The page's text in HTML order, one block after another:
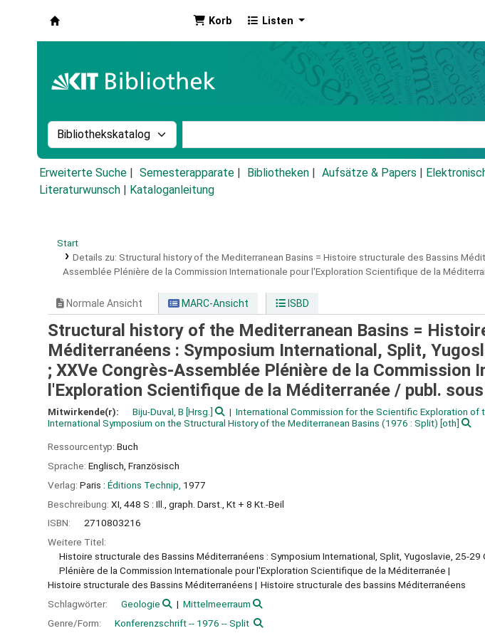
Korb Listen
Suche im Katalog nach:
Erweiterte Suche Semesterapparate Bibliotheken Aufsätze & Papers
Literaturwunsch
Kataloganleitung
Start
Details zu: Structural history of the Mediterranean Basins = Histoire structurale des Bassins
Assemblée Plénière de la Commission Internationale pour l'Exploration Scientifique de la
Normale Ansicht MARC-Ansicht ISBD
Structural history of the Mediterranean Basins =
Méditerranéens : Symposium International, Split,
; XXVe Congrès-Assemblée Plénière de la Commission
l'Exploration Scientifique de la Méditerranée / publ.
Mitwirkende(r): Biju-Duval, B [Hrsg.] International Commission for the Scientific Exploration of
International Symposium on the Structural History of the Mediterranean Basins (1976 : Split) [oth]
Ressourcentyp: Buch
Sprache: Englisch Französisch
Verlag: Paris : Éditions Technip, 1977
Beschreibung: XI, 448 S : Ill., graph. Darst., Kt + 8 Kt.-Beil
ISBN:
2710803216
Weitere Titel:
Histoire structurale des Bassins Méditerranéens : Symposium International, Split, Yugoslavie, 25-
Plénière de la Commission Internationale pour l'Exploration Scientifique de la Méditerranée
Histoire structurale des Bassins Méditerranéens
Histoire structurale des bassins Méditerranéens
Schlagwörter:
Geologie
Mittelmeerraum
Genre/Form:
Konferenzschrift -- 1976 -- Split